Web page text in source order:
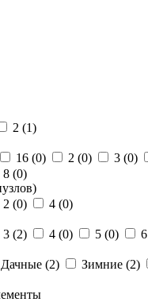
2 (1)
16 (0) 2 (0) 3 (0)
8 (0)
2 (0) 4 (0)
3 (2) 4 (0) 5 (0)
Дачные (2) Зимние (2)